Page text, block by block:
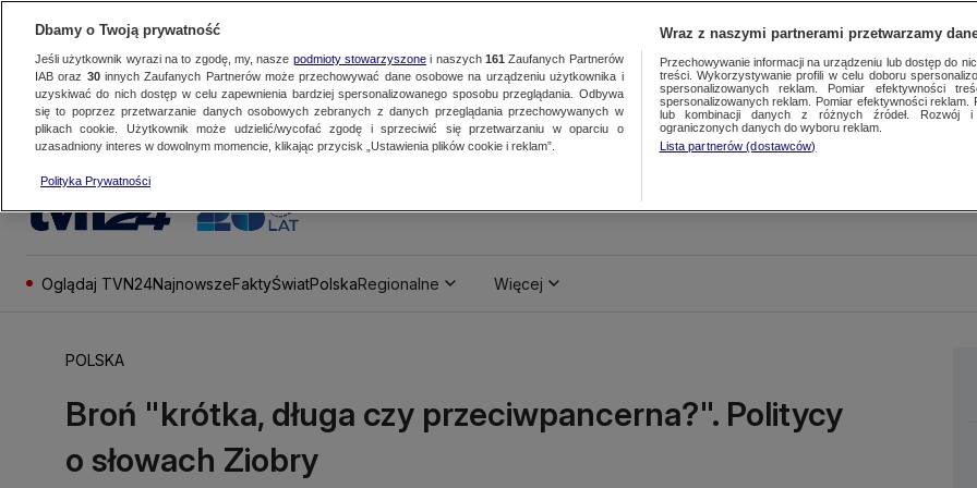
Oglądaj TVN24NajnowszeFaktyŚwiatPolskaRegionalne Więcej
POLSKA
Broń "krótka, długa czy przeciwpancerna?". Politycy
o słowach Ziobry
Dbamy o Twoją prywatność
Jeśli użytkownik wyrazi na to zgodę, my, nasze podmioty stowarzyszonei naszych 161 Zaufanych Partnerów
IAB oraz 30innych Zaufanych Partnerów może przechowywać dane osobowe na urządzeniu użytkownika i
uzyskiwać do nich dostęp w celu zapewnienia bardziej spersonalizowanego sposobu przeglądania. Odbywa
się to poprzez przetwarzanie danych osobowych zebranych z danych przeglądania przechowywanych w
plikach cookie. Użytkownik może udzielić/wycofać zgodę i sprzeciwić się przetwarzaniu w oparciu o
uzasadniony interes w dowolnym momencie, klikając przycisk „Ustawienia plików cookie i reklam”.
Polityka Prywatności
Wraz z naszymi partnerami przetwarzamy
Przechowywanie informacji na urządzeniu lub dostęp do
treści. Wykorzystywanie profili w celu doboru
spersonalizowanych reklam. Pomiar efektywności
spersonalizowanych reklam. Pomiar efektywności
lub kombinacji danych z różnych źródeł. Rozwój i
ograniczonych danych do wyboru reklam.
Lista partnerów (dostawców)